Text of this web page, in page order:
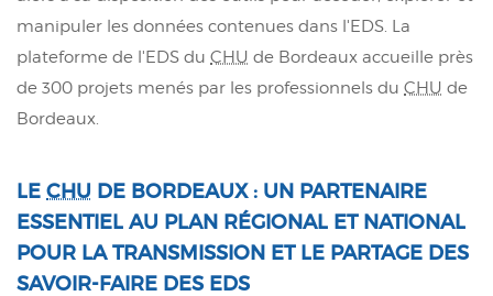
manipuler les données contenues dans l'EDS. La
plateforme de l'EDS du CHU de Bordeaux accueille près
de 300 projets menés par les professionnels du CHU de
Bordeaux.
LE CHU DE BORDEAUX : UN PARTENAIRE
ESSENTIEL AU PLAN RÉGIONAL ET NATIONAL
POUR LA TRANSMISSION ET LE PARTAGE DES
SAVOIR-FAIRE DES EDS